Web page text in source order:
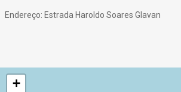
Endereço: Estrada Haroldo Soares Glavan
+